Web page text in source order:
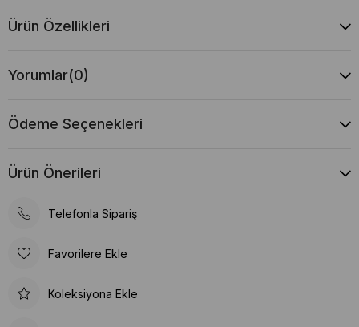
Ürün Özellikleri
Yorumlar(0)
Ödeme Seçenekleri
Ürün Önerileri
Telefonla Sipariş
Favorilere Ekle
Koleksiyona Ekle